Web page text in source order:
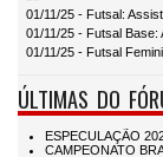
01/11/25 - Futsal:
01/11/25 - Futsal
01/11/25 - Futsal
ÚLTIMAS DO